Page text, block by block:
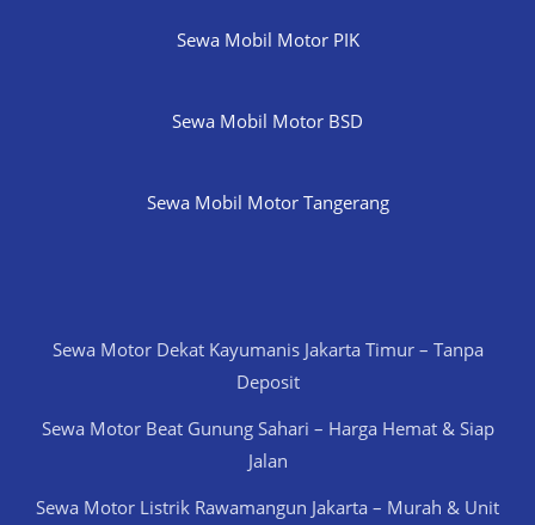
Sewa Mobil Motor PIK
Sewa Mobil Motor BSD
Sewa Mobil Motor Tangerang
Sewa Motor Dekat Kayumanis Jakarta Timur – Tanpa
Deposit
Sewa Motor Beat Gunung Sahari – Harga Hemat & Siap
Jalan
Sewa Motor Listrik Rawamangun Jakarta – Murah & Unit